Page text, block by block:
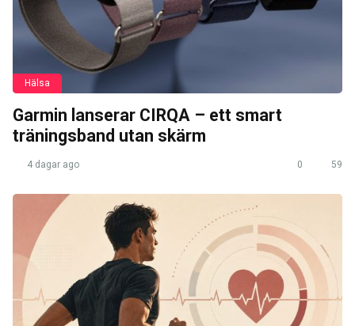
Hälsa
Garmin lanserar CIRQA – ett smart
träningsband utan skärm
4 dagar ago 0 59